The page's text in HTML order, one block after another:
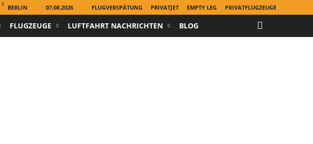
C BERLIN 07.08.2026 FLUGVERSPÄTUNG PRIVATJET EMPTY LEG PRIVATFLUGZEUGE
FLUGZEUGE LUFTFAHRT NACHRICHTEN BLOG